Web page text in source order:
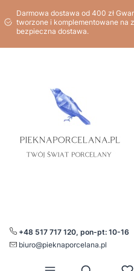
Darmowa dostawa od 400 zł
tworzone i komplementowane na
bezpieczna dostawa.
+48 517 717 120, pon-pt: 10-16
biuro@pieknaporcelana.pl
Otwórz